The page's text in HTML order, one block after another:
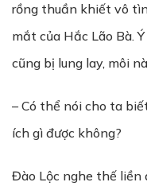
rồng thuần khiết vô
mắt của Hắc Lão Bà.
cũng bị lung lay, môi
– Có thể nói cho ta
ích gì được không?
Đào Lộc nghe thế liền